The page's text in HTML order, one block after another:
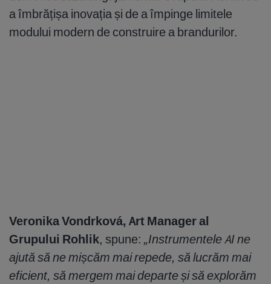
a îmbrățișa inovația și de a împinge limitele
modului modern de construire a brandurilor.
Veronika Vondrková, Art Manager al
Grupului Rohlik, spune: „Instrumentele AI ne
ajută să ne mișcăm mai repede, să lucrăm mai
eficient, să mergem mai departe și să explorăm